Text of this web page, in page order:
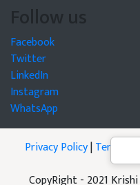
Follow us
Facebook
Twitter
LinkedIn
Instagram
WhatsApp
Privacy Policy|Terms of
CopyRight - 2021